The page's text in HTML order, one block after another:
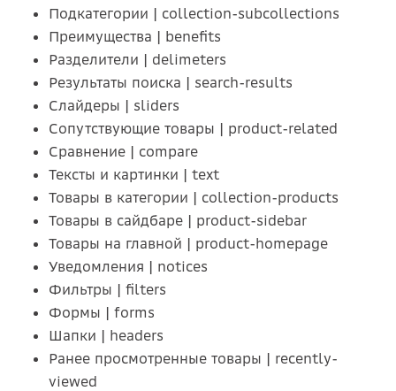
Подкатегории | collection-subcollections
Преимущества | benefits
Разделители | delimeters
Результаты поиска | search-results
Слайдеры | sliders
Сопутствующие товары | product-related
Сравнение | compare
Тексты и картинки | text
Товары в категории | collection-products
Товары в сайдбаре | product-sidebar
Товары на главной | product-homepage
Уведомления | notices
Фильтры | filters
Формы | forms
Шапки | headers
Ранее просмотренные товары | recently-
viewed